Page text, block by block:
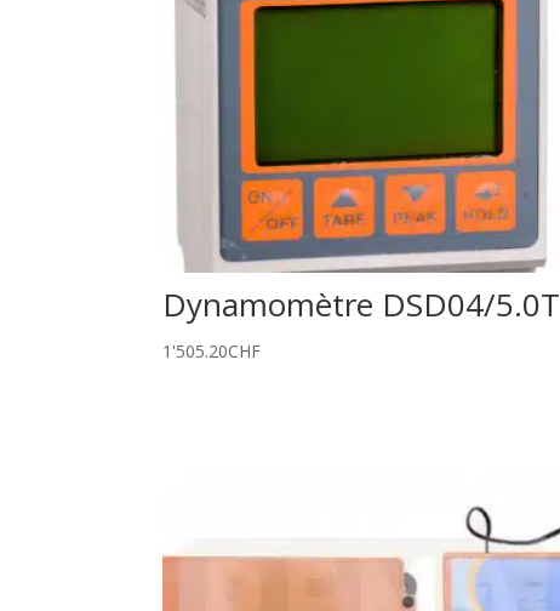
Dynamomètre DSD04/5.0T
1'505.20CHF